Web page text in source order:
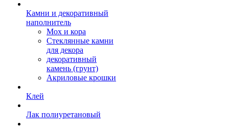
Камни и декоративный
наполнитель
Мох и кора
Стеклянные камни
для декора
декоративный
камень (грунт)
Акриловые крошки
Клей
Лак полиуретановый